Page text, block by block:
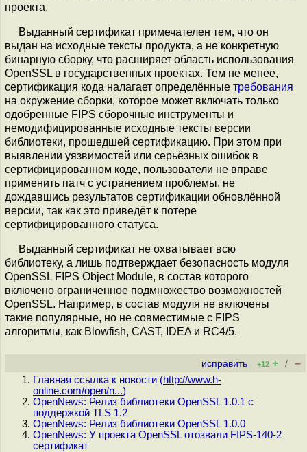
проекта.
Выданный сертификат примечателен тем, что он
выдан на исходные тексты продукта, а не конкретную
бинарную сборку, что расширяет область использования
OpenSSL в государственных проектах. Тем не менее,
сертификация кода налагает определённые требования
на окружение сборки, которое может включать только
одобренные FIPS сборочные инструменты и
немодифицированные исходные тексты версии
библиотеки, прошедшей сертификацию. При этом при
выявлении уязвимостей или серьёзных ошибок в
сертифицированном коде, пользователи не вправе
применить патч с устранением проблемы, не
дождавшись результатов сертификации обновлённой
версии, так как это приведёт к потере
сертифицированного статуса.
Выданный сертификат не охватывает всю
библиотеку, а лишь подтверждает безопасность модуля
OpenSSL FIPS Object Module, в состав которого
включено ограниченное подмножество возможностей
OpenSSL. Например, в состав модуля не включены
такие популярные, но не совместимые с FIPS
алгоритмы, как Blowfish, CAST, IDEA и RC4/5.
исправить +12 + / –
Главная ссылка к новости (http://www.h-
online.com/open/n...)
OpenNews: Релиз библиотеки OpenSSL 1.0.1 с
поддержкой TLS 1.2
OpenNews: Релиз библиотеки OpenSSL 1.0.0
OpenNews: У проекта OpenSSL отозвали FIPS-140-2
сертификат